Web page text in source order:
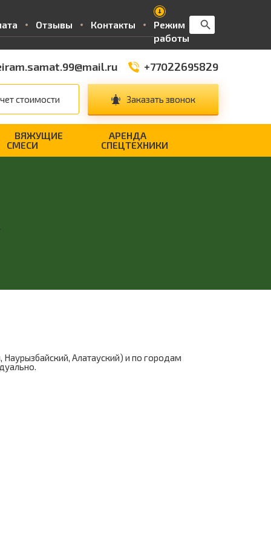
Отзывы Контакты
Режим
работы
Search
for:
Search Button
+77022695829
стоимости Заказать звонок
ВЯЖУЩИЕ
СМЕСИ
АРЕНДА
СПЕЦТЕХНИКИ
Алатауский) и по городам